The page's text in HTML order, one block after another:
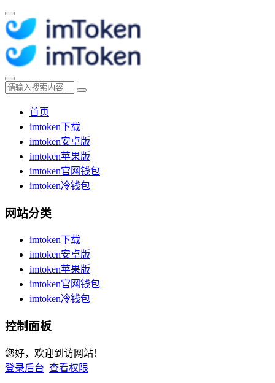
首页
imtoken下载
imtoken安卓版
imtoken苹果版
imtoken官网钱包
imtoken冷钱包
网站分类
imtoken下载
imtoken安卓版
imtoken苹果版
imtoken官网钱包
imtoken冷钱包
控制面板
您好，欢迎到访网站！
登录后台 查看权限